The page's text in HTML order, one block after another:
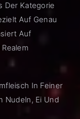
Der Kategorie
Auf Genau
Auf
In Feiner
Nudeln, Ei Und